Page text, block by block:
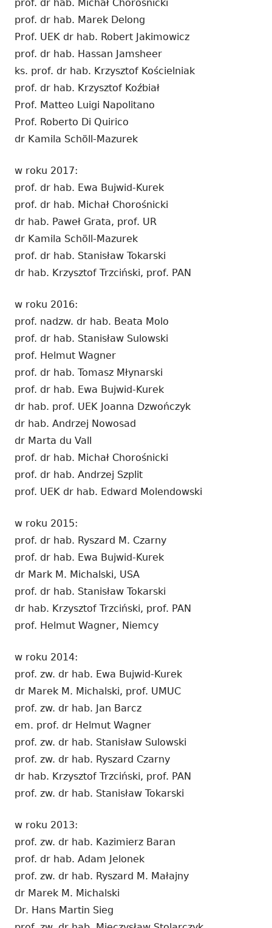
prof. dr hab. Michał Chorośnicki
prof. dr hab. Marek Delong
Prof. UEK dr hab. Robert Jakimowicz
prof. dr hab. Hassan Jamsheer
ks. prof. dr hab. Krzysztof Kościelniak
prof. dr hab. Krzysztof Koźbiał
Prof. Matteo Luigi Napolitano
Prof. Roberto Di Quirico
dr Kamila Schöll-Mazurek
w roku 2017:
prof. dr hab. Ewa Bujwid-Kurek
prof. dr hab. Michał Chorośnicki
dr hab. Paweł Grata, prof. UR
dr Kamila Schöll-Mazurek
prof. dr hab. Stanisław Tokarski
dr hab. Krzysztof Trzciński, prof. PAN
w roku 2016:
prof. nadzw. dr hab. Beata Molo
prof. dr hab. Stanisław Sulowski
prof. Helmut Wagner
prof. dr hab. Tomasz Młynarski
prof. dr hab. Ewa Bujwid-Kurek
dr hab. prof. UEK Joanna Dzwończyk
dr hab. Andrzej Nowosad
dr Marta du Vall
prof. dr hab. Michał Chorośnicki
prof. dr hab. Andrzej Szplit
prof. UEK dr hab. Edward Molendowski
w roku 2015:
prof. dr hab. Ryszard M. Czarny
prof. dr hab. Ewa Bujwid-Kurek
dr Mark M. Michalski, USA
prof. dr hab. Stanisław Tokarski
dr hab. Krzysztof Trzciński, prof. PAN
prof. Helmut Wagner, Niemcy
w roku 2014:
prof. zw. dr hab. Ewa Bujwid-Kurek
dr Marek M. Michalski, prof. UMUC
prof. zw. dr hab. Jan Barcz
em. prof. dr Helmut Wagner
prof. zw. dr hab. Stanisław Sulowski
prof. zw. dr hab. Ryszard Czarny
dr hab. Krzysztof Trzciński, prof. PAN
prof. zw. dr hab. Stanisław Tokarski
w roku 2013:
prof. zw. dr hab. Kazimierz Baran
prof. dr hab. Adam Jelonek
prof. zw. dr hab. Ryszard M. Małajny
dr Marek M. Michalski
Dr. Hans Martin Sieg